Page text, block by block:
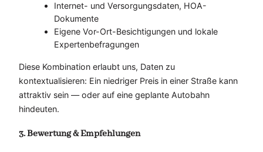
Internet- und Versorgungsdaten, HOA-
Dokumente
Eigene Vor-Ort-Besichtigungen und lokale
Expertenbefragungen
Diese Kombination erlaubt uns, Daten zu
kontextualisieren: Ein niedriger Preis in einer Straße kann
attraktiv sein — oder auf eine geplante Autobahn
hindeuten.
3. Bewertung & Empfehlungen